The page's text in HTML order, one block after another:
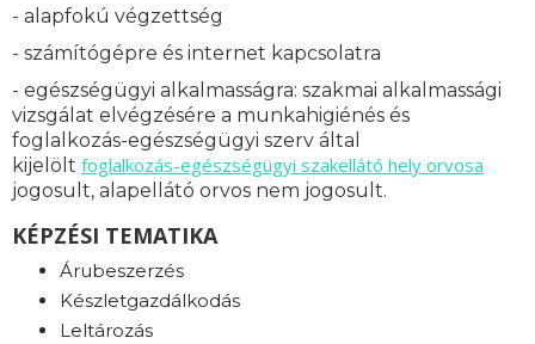
- alapfokú végzettség
- számítógépre és internet kapcsolatra
- egészségügyi alkalmasságra: szakmai alkalmassági
vizsgálat elvégzésére a munkahigiénés és
foglalkozás-egészségügyi szerv által
kijelölt foglalkozás-egészségügyi szakellátó hely orvosa
jogosult, alapellátó orvos nem jogosult.
KÉPZÉSI TEMATIKA
Árubeszerzés
Készletgazdálkodás
Leltározás